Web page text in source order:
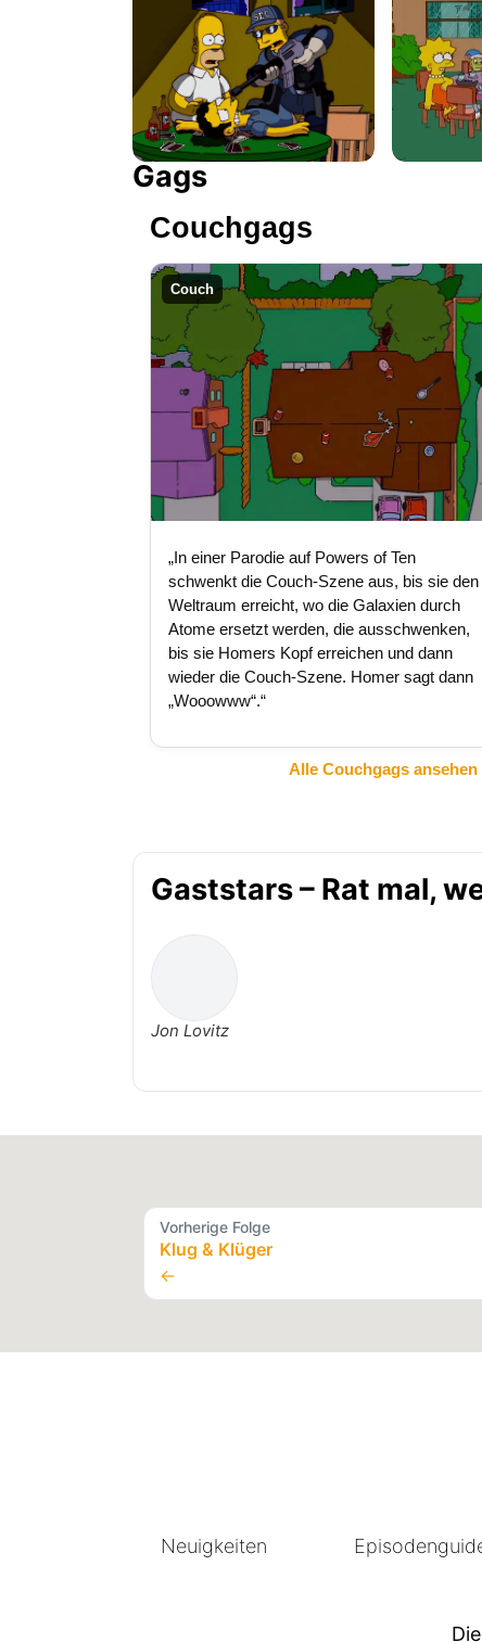
Gags
Couchgags
Couch
„In einer Parodie auf Powers of Ten
schwenkt die Couch-Szene aus, bis sie den
Weltraum erreicht, wo die Galaxien durch
Atome ersetzt werden, die ausschwenken,
bis sie Homers Kopf erreichen und dann
wieder die Couch-Szene. Homer sagt dann
„Wooowww“.“
Alle Couchgags
Gaststars – Rat mal,
Jon Lovitz
Vorherige Folge
Klug & Klüger
←
Neuigkeiten